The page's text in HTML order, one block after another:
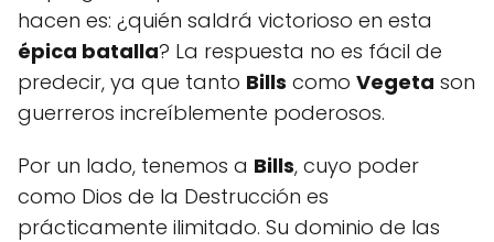
hacen es: ¿quién saldrá victorioso en esta
épica batalla? La respuesta no es fácil de
predecir, ya que tanto Bills como Vegeta son
guerreros increíblemente poderosos.
Por un lado, tenemos a Bills, cuyo poder
como Dios de la Destrucción es
prácticamente ilimitado. Su dominio de las